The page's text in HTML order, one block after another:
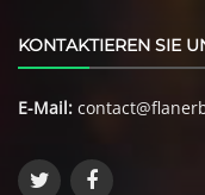
KONTAKTIEREN SIE
E-Mail: